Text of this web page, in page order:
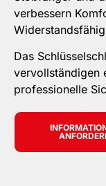
verbessern
Das
vervollständigen
professionelle